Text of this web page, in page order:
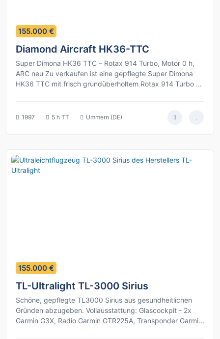
11
155.000 €
Diamond Aircraft HK36-TTC
Super Dimona HK36 TTC – Rotax 914 Turbo, Motor 0 h,
ARC neu Zu verkaufen ist eine gepflegte Super Dimona
HK36 TTC mit frisch grundüberholtem Rotax 914 Turbo ...
1997 5 h TT Ummern (DE)
9
155.000 €
TL-Ultralight TL-3000 Sirius
Schöne, gepflegte TL3000 Sirius aus gesundheitlichen
Gründen abzugeben. Vollausstattung: Glascockpit - 2x
Garmin G3X, Radio Garmin GTR225A, Transponder Garmi...